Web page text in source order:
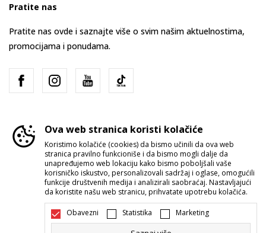
Pratite nas
Pratite nas ovde i saznajte više o svim našim aktuelnostima,
promocijama i ponudama.
Srbija Promenite
Ova web stranica koristi kolačiće
Koristimo kolačiće (cookies) da bismo učinili da ova web
stranica pravilno funkcioniše i da bismo mogli dalje da
unapređujemo web lokaciju kako bismo poboljšali vaše
korisničko iskustvo, personalizovali sadržaj i oglase, omogućili
funkcije društvenih medija i analizirali saobraćaj. Nastavljajući
da koristite našu web stranicu, prihvatate upotrebu kolačića.
Obavezni Statistika Marketing